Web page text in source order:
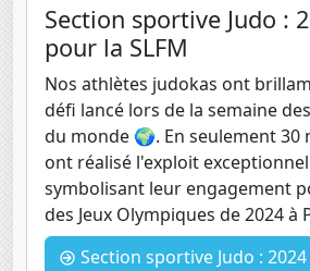
Section sportive Judo :
pour la SLFM
Nos athlètes judokas ont
défi lancé lors de la semaine
du monde 🌍. En seulement 30
ont réalisé l'exploit
symbolisant leur engagement
des Jeux Olympiques de 2024 à
Section sportive Judo : 2024